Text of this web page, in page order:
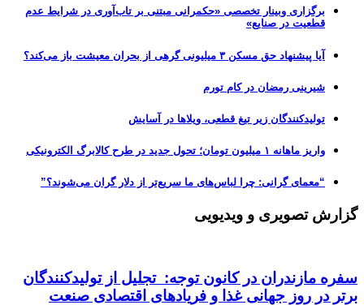
برگزاری وبینار تخصصی «حکمرانی مبتنی بر تاب‌آوری در شرایط عدم
قطعیت در صنایع»
آیا پیشنهاد حق مسکن ۳ میلیونی گرهی از بحران معیشت باز می‌کند؟
شیرینی رمضان در کام تورم
تولیدکنندگان زیر تیغ قطعی، ویلاها در آسایش
واریز ماهانه ۱ میلیون تومان؛ تحول جدید در طرح کالابرگ الکترونیکی
“معمای گرانی: چرا لباس‌های ما سریع‌تر از دلار گران می‌شوند؟”
گزارش تصویری و ویدیویی
سفره مازندران در کانون توجه: تجلیل از تولیدکنندگان
برتر در روز جهانی غذا و فریادهای اقتصادی صنعت